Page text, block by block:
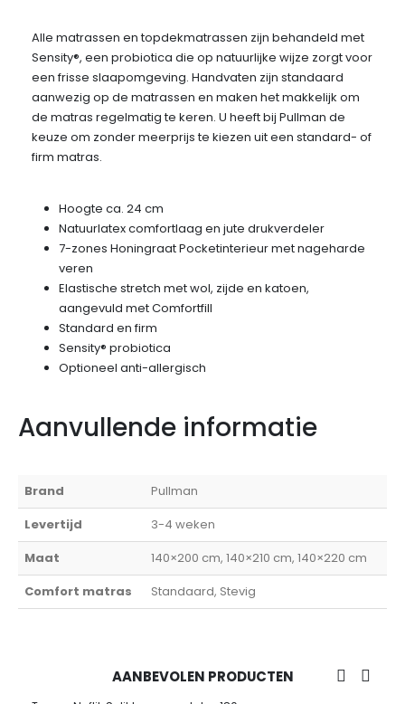
Alle matrassen en topdekmatrassen zijn behandeld met
Sensity®, een probiotica die op natuurlijke wijze zorgt voor
een frisse slaapomgeving. Handvaten zijn standaard
aanwezig op de matrassen en maken het makkelijk om
de matras regelmatig te keren. U heeft bij Pullman de
keuze om zonder meerprijs te kiezen uit een standard- of
firm matras.
Hoogte ca. 24 cm
Natuurlatex comfortlaag en jute drukverdeler
7-zones Honingraat Pocketinterieur met nageharde
veren
Elastische stretch met wol, zijde en katoen,
aangevuld met Comfortfill
Standard en firm
Sensity® probiotica
Optioneel anti-allergisch
Aanvullende informatie
Brand
Pullman
Levertijd
3-4 weken
Maat
140×200 cm, 140×210 cm, 140×220 cm
Comfort matras
Standaard, Stevig
AANBEVOLEN PRODUCTEN